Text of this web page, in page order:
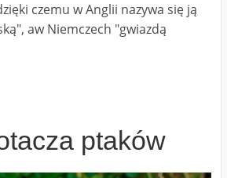
czemu w Anglii nazywa się ją
aw Niemczech "gwiazdą
ptaków